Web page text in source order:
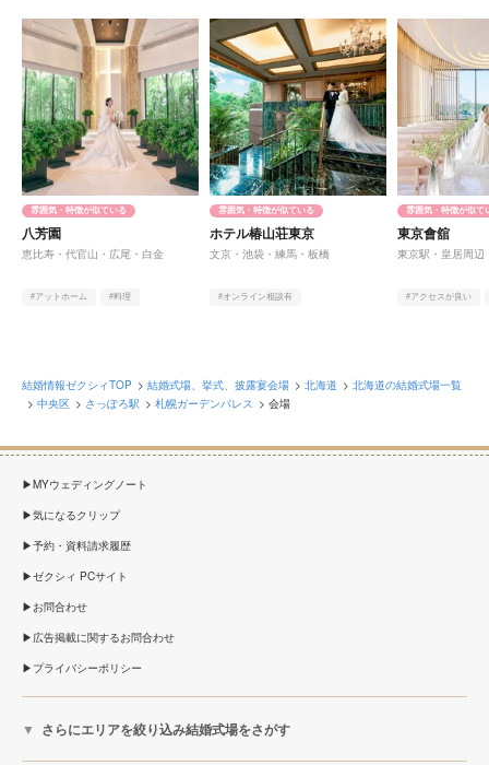
雰囲気・特徴が似ている
八芳園
恵比寿・代官山・広尾・白金
#アットホーム
#料理
雰囲気・特徴が似ている
ホテル椿山荘東京
文京・池袋・練馬・板橋
#オンライン相談有
雰囲気・特徴が似て
東京會舘
東京駅・皇居周辺
#アクセスが良い
結婚情報ゼクシィTOP 結婚式場、挙式、披露宴会場 北海道
北海道の結婚式場一覧
中央区
さっぽろ駅 札幌ガーデンパレス 会場
MYウェディングノート
気になるクリップ
予約・資料請求履歴
ゼクシィ PCサイト
お問合わせ
広告掲載に関するお問合わせ
プライバシーポリシー
さらにエリアを絞り込み結婚式場をさがす